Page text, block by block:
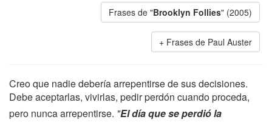
Frases de "Brooklyn Follies" (2005)
Frases de Paul Auster
Creo que nadie debería arrepentirse de sus decisiones.
Debe aceptarlas, vivirlas, pedir perdón cuando proceda,
pero nunca arrepentirse. "El día que se perdió la